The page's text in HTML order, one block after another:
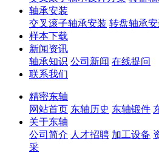
轴承安装
交叉滚子轴承安装 转盘轴承安
样本下载
新闻资讯
轴承知识 公司新闻 在线提问
联系我们
精密东轴
网站首页 东轴历史 东轴锻件
关于东轴
公司简介 人才招聘 加工设备
采